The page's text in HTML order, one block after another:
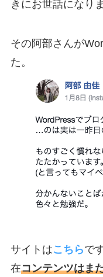
きにお世話になり
その阿部さんが
た。
サイトはこちらで
在コンテンツはま